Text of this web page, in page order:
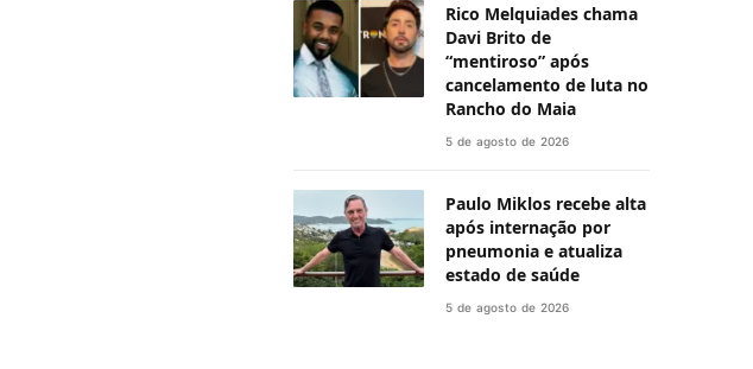
Rico Melquiades chama
Davi Brito de
“mentiroso” após
cancelamento de luta no
Rancho do Maia
5 de agosto de 2026
Paulo Miklos recebe alta
após internação por
pneumonia e atualiza
estado de saúde
5 de agosto de 2026